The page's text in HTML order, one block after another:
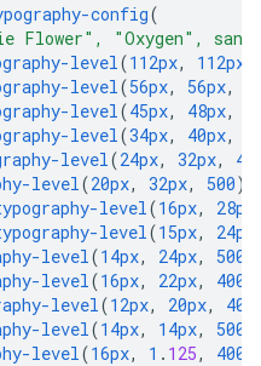
config(
Flower", "Oxygen",
level (112px, 112px
level (56px, 56px,
level (45px, 48px,
level (34px, 40px,
level (24px, 32px,
level (20px, 32px, 500),
level (16px, 28px
level (15px, 24px
level (14px, 24px, 500
level (16px, 22px, 400
level (12px, 20px, 400
level (14px, 14px, 500
level (16px, 1 . 125, 400